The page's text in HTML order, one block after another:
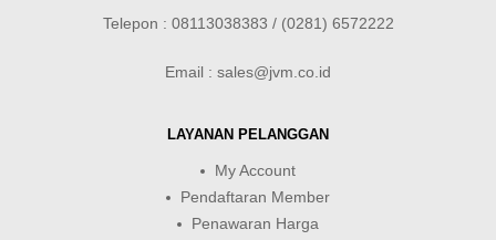
Telepon : 08113038383 / (0281) 6572222
Email : sales@jvm.co.id
LAYANAN PELANGGAN
My Account
Pendaftaran Member
Penawaran Harga